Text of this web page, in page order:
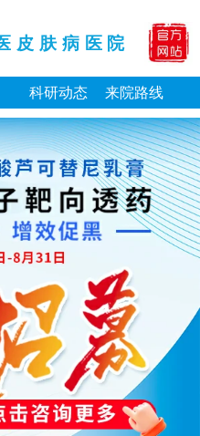
皮肤病医院
科研动态 来院路线